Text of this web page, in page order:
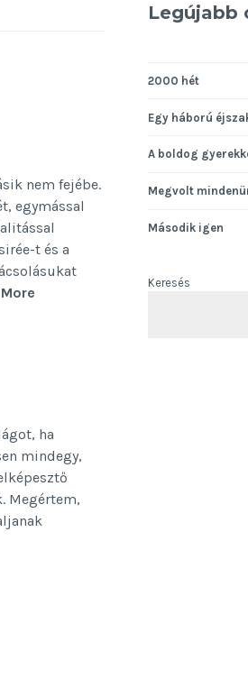
nem fejébe.
egymással
t és a
könyvajánló
ha
mindegy,
Megértem,
Legújabb
2000 hét
Egy háború
A boldog
Megvolt
Második igen
Keresés